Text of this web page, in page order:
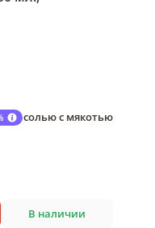
с солью с мякотью
В наличии